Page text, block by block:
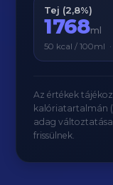
Tej (2,8%)
1768ml
50 kcal / 100ml
Az értékek
kalóriatartalmán (
adag
frissülnek.